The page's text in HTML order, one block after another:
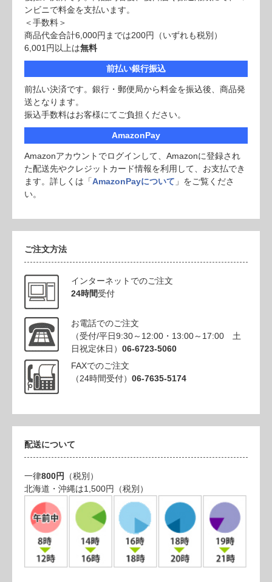
ンビニで料金を支払います。
＜手数料＞
商品代金合計6,000円までは200円（いずれも税別）
6,001円以上は無料
前払い銀行振込
前払い決済です。銀行・郵便局から料金を振込後、商品発
送となります。
振込手数料はお客様にてご負担ください。
AmazonPay
Amazonアカウントでログインして、Amazonに登録され
た配送先やクレジットカード情報を利用して、お支払でき
ます。詳しくは「AmazonPayについて 」をご覧くださ
い。
ご注文方法
インターネットでのご注文
24時間受付
お電話でのご注文
（受付/平日9:30～12:00・13:00～17:00 土
日祝定休日） 06-6723-5060
FAXでのご注文
（24時間受付） 06-7635-5174
配送について
一律800円
（税別）
北海道・沖縄は1,500円（税別）